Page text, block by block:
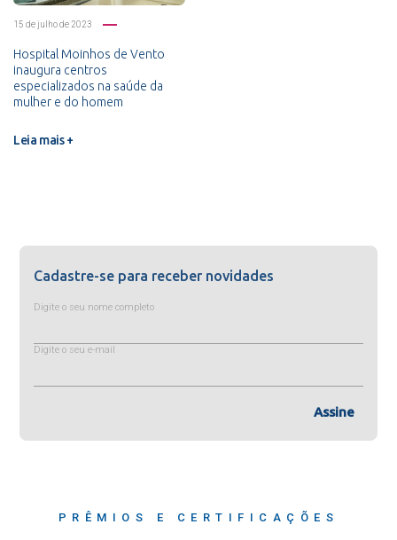
15 de julho de 2023
Hospital Moinhos de Vento
inaugura centros
especializados na saúde da
mulher e do homem
Leia mais +
Cadastre-se para receber novidades
Digite o seu nome completo
Digite o seu e-mail
Assine
PRÊMIOS E CERTIFICAÇÕES